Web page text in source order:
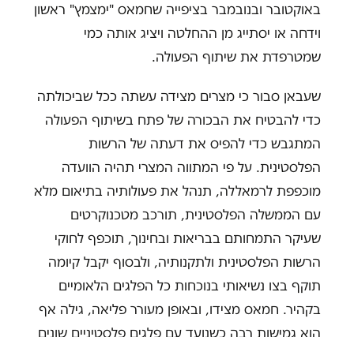
באוקטובר ובנובמבר בציפייה שחמאס "ימצמץ" ראשון
וידחה או יסתייג מן ההחלטה ויציג אותה כמי
שמטרפדת את שיתוף הפעולה.
שעבאן סבור כי מצרים מצידה עשתה ככל שביכולתה
כדי להבטיח את הבכורה של פתח בשיתוף הפעולה
המתגבש כדי להפיס את דעתה של הרשות
הפלסטינית. על פי המתווה המצרי תהיה הוועדה
מוכפפת לרמאללה, תנהל את פעולותיה בתיאום מלא
עם הממשלה הפלסטינית, תורכב מטכנוקרטים
שעיקר התמחותם בבריאות ובחינוך, תוכפף לחוקי
הרשות הפלסטינית ולתקנותיה, ולבסוף יקבל קיומה
תוקף בצו נשיאותי בנוכחות כל הפלגים הלאומיים
בקהיר. חמאס מצידו, ובאופן מעורר פליאה, גילה אף
הוא גמישות רבה כשנועד עם פלגים פלסטיניים שונים